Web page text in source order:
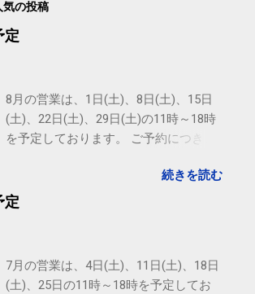
気の投稿
定
8月の営業は、1日(土)、8日(土)、15日
(土)、22日(土)、29日(土)の11時～18時
を予定しております。 ご予約につきま
す。 電話に出られないことがあります
ので、ご予約、お問い合わせは
続きを読む
定
7月の営業は、4日(土)、11日(土)、18日
(土)、25日の11時～18時を予定してお